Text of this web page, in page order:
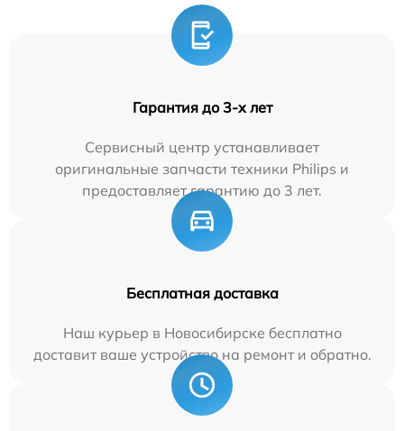
Гарантия до 3-х лет
Сервисный центр устанавливает
оригинальные запчасти техники Philips и
предоставляет гарантию до 3 лет.
Бесплатная доставка
Наш курьер в Новосибирске бесплатно
доставит ваше устройство на ремонт и обратно.